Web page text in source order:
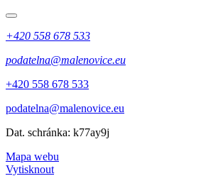
+420 558 678 533
podatelna@malenovice.eu
+420 558 678 533
podatelna@malenovice.eu
Dat. schránka: k77ay9j
Mapa webu
Vytisknout